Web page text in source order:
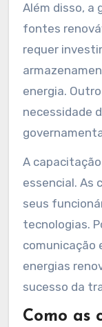
Além disso, a
fontes
requer
energia.
necessidade
A
essencial. As
seus
tecnologias.
comunicação
energias
sucesso da
Como as